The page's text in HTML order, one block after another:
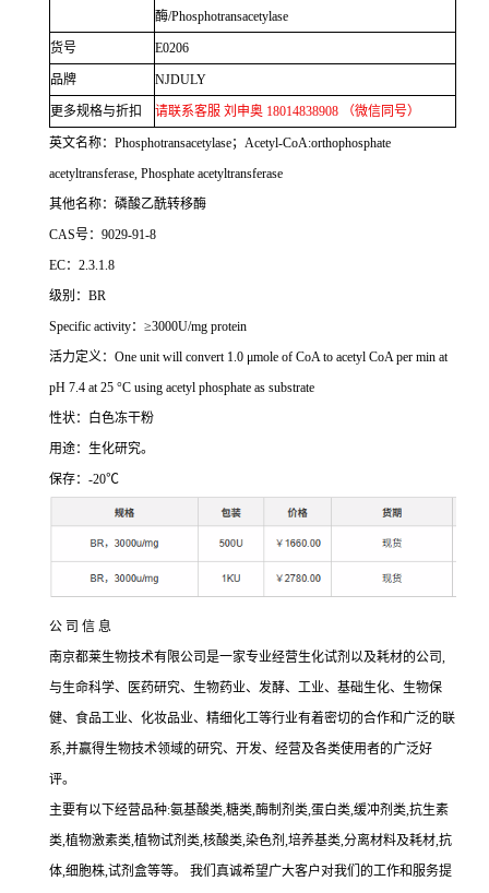
酶/Phosphotransacetylase
货号 E0206
品牌 NJDULY
更多规格与折扣 请联系客服 刘申奥 18014838908 （微信同号）
英文名称： Phosphotransacetylase； Acetyl-CoA:orthophosphate
acetyltransferase, Phosphate acetyltransferase
其他名称：磷酸乙酰转移酶
CAS号： 9029-91-8
EC： 2.3.1.8
级别： BR
Specific activity：≥3000U/mg protein
活力定义： One unit will convert 1.0 μmole of CoA to acetyl CoA per min at
pH 7.4 at 25 °C using acetyl phosphate as substrate
性状：白色冻干粉
用途：生化研究。
保存： -20℃
公 司 信 息
南京都莱生物技术有限公司是一家专业经营生化试剂以及耗材的公司 ,
与生命科学、医药研究、生物药业、发酵、工业、基础生化、生物保
健、食品工业、化妆品业、精细化工等行业有着密切的合作和广泛的联
系,并赢得生物技术领域的研究、开发、经营及各类使用者的广泛好
评。
主要有以下经营品种:氨基酸类,糖类,酶制剂类,蛋白类,缓冲剂类,抗生素
类,植物激素类,植物试剂类,核酸类,染色剂 ,培养基类,分离材料及耗材,抗
体,细胞株,试剂盒等等。 我们真诚希望广大客户对我们的工作和服务提